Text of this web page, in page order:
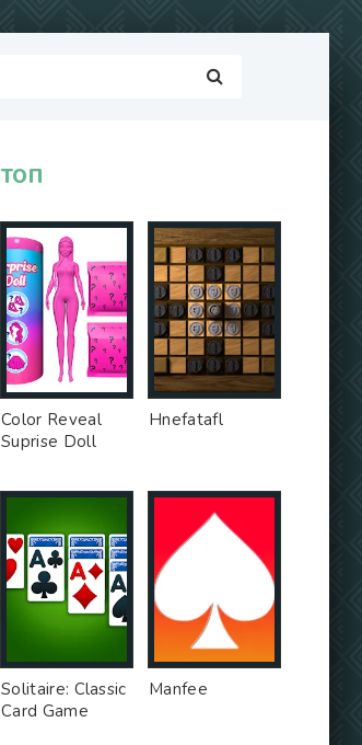
ТОП
Color Reveal
Suprise Doll
Hnefatafl
Solitaire: Classic
Card Game
Manfee